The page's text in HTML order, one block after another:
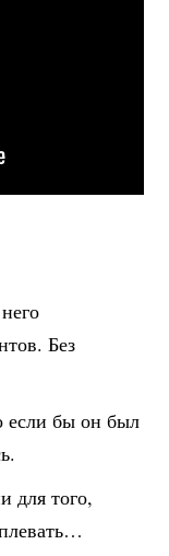
Без
если бы он был
для того,